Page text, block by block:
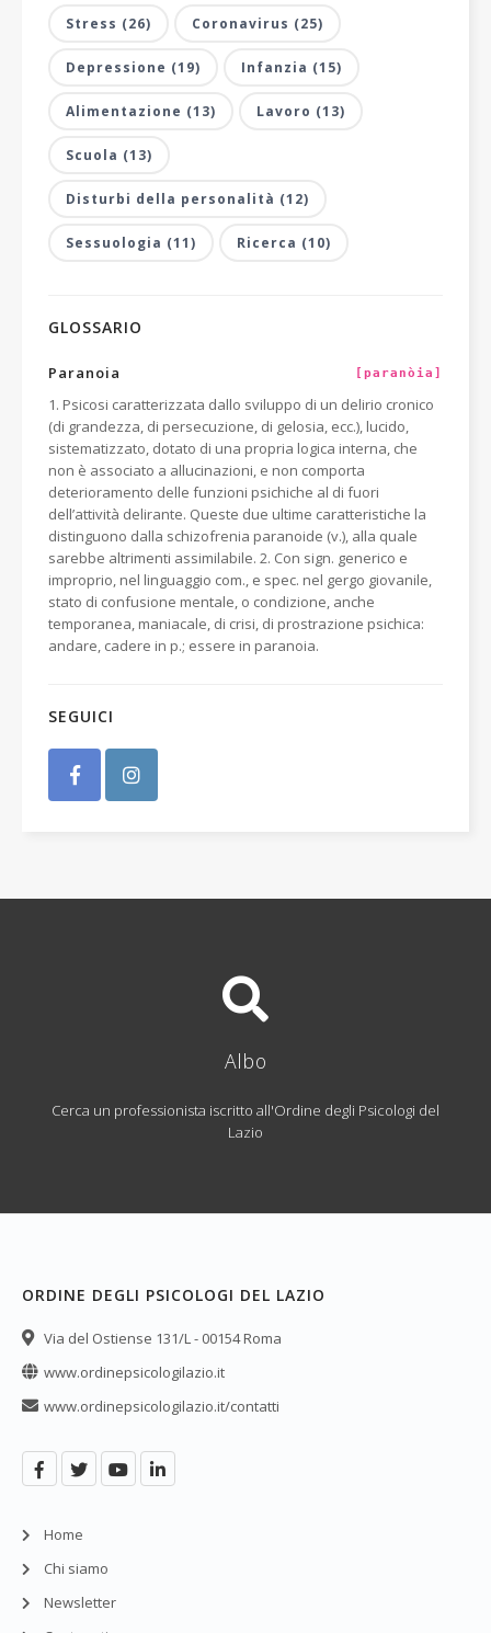
Stress (26) Coronavirus (25)
Depressione (19) Infanzia (15)
Alimentazione (13) Lavoro (13)
Scuola (13)
Disturbi della personalità (12)
Sessuologia (11) Ricerca (10)
GLOSSARIO
Paranoia [paranòia]
1. Psicosi caratterizzata dallo sviluppo di un delirio cronico
(di grandezza, di persecuzione, di gelosia, ecc.), lucido,
sistematizzato, dotato di una propria logica interna, che
non è associato a allucinazioni, e non comporta
deterioramento delle funzioni psichiche al di fuori
dell’attività delirante. Queste due ultime caratteristiche la
distinguono dalla schizofrenia paranoide (v.), alla quale
sarebbe altrimenti assimilabile. 2. Con sign. generico e
improprio, nel linguaggio com., e spec. nel gergo giovanile,
stato di confusione mentale, o condizione, anche
temporanea, maniacale, di crisi, di prostrazione psichica:
andare, cadere in p.; essere in paranoia.
SEGUICI
Albo
Cerca un professionista iscritto all'Ordine degli Psicologi del
Lazio
ORDINE DEGLI PSICOLOGI DEL LAZIO
Via del Ostiense 131/L - 00154 Roma
www.ordinepsicologilazio.it
www.ordinepsicologilazio.it/contatti
Home
Chi siamo
Newsletter